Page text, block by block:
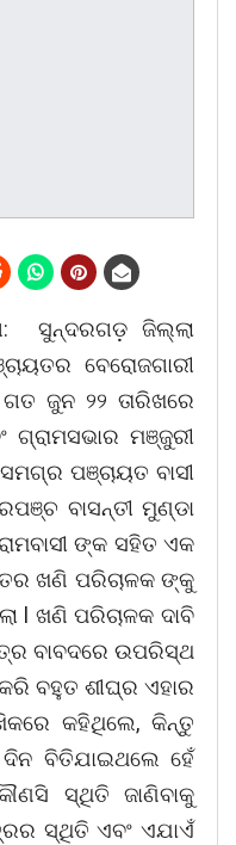
ସୁନ୍ଦରଗଡ଼ ଜିଲ୍ଲା
ବେରୋଜଗାରୀ
ଜୁନ ୨୨ ତାରିଖରେ
ଗ୍ରାମସଭାର ମଞ୍ଜୁରୀ
ପଞ୍ଚାୟତ ବାସୀ
ବାସନ୍ତୀ ମୁଣ୍ଡା
ଙ୍କ ସହିତ ଏକ
ଖଣି ପରିଚାଳକ ଙ୍କୁ
l ଖଣି ପରିଚାଳକ ଦାବି
ବାବଦରେ ଉପରିସ୍ଥ
ବହୁତ ଶୀଘ୍ର ଏହାର
କହିଥିଲେ, କିନ୍ତୁ
ବିତିଯାଇଥଲେ ହେଁ
ସ୍ଥିତି ଜାଣିବାକୁ
ସ୍ଥିତି ଏବଂ ଏଯାଏଁ